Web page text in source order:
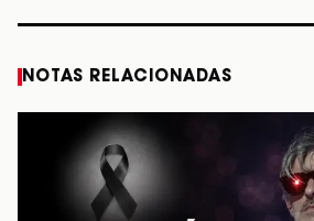
NOTAS RELACIONADAS